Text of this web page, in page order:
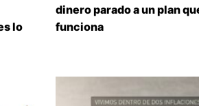
lo
dinero parado a un plan
funciona